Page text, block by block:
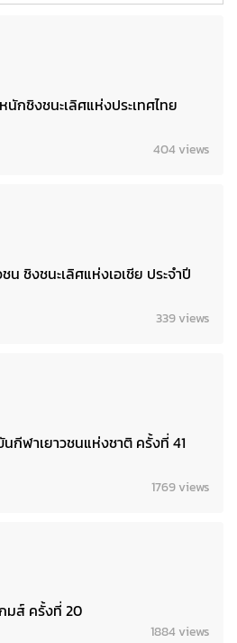
กชิงชนะเลิศแห่งประเทศไทย
404 views
ชิงชนะเลิศแห่งเอเชีย ประจำปี
339 views
นกีฬาเยาวชนแห่งชาติ ครั้งที่ 41
1769 views
มส์ ครั้งที่ 20
1884 views